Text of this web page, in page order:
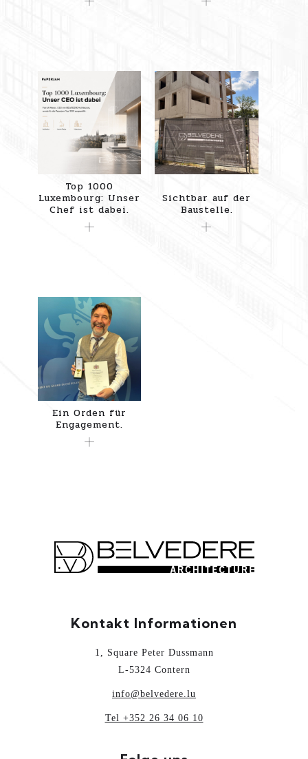
Top 1000
Luxembourg: Unser
Chef ist dabei.
Sichtbar auf der
Baustelle.
Ein Orden für
Engagement.
Kontakt Informationen
1, Square Peter Dussmann
L-5324 Contern
info@belvedere.lu
Tel +352 26 34 06 10